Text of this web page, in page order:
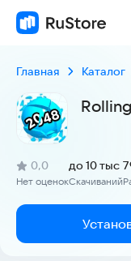
Главная Каталог
Рейтинг:
0,0
(
Нет оценок
)
Скачиваний
до 10 тыс